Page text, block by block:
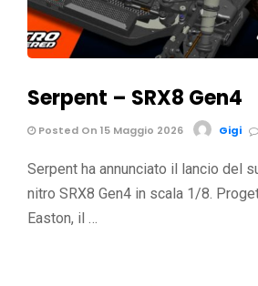
Serpent – SRX8 Gen4
Posted On 15 Maggio 2026 Gigi
Serpent ha annunciato il lancio del
nitro SRX8 Gen4 in scala 1/8.
Easton, il …